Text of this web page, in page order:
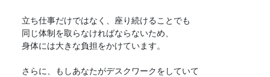
立ち仕事だけではなく、座り続けることでも
同じ体制を取らなければならないため、
身体には大きな負担をかけています。
さらに、もしあなたがデスクワークをしていて